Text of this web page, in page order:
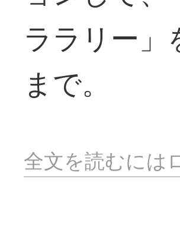
ララリー」
まで。
全文を読むには